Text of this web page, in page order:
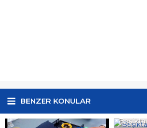
BENZER KONULAR
Beşiktaş Elektrikçi Ustası